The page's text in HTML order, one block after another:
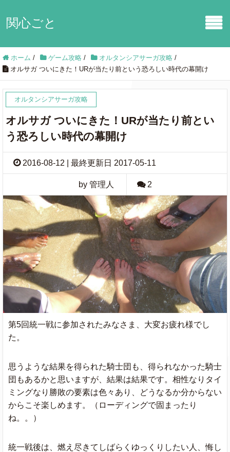
関心ごと
ホーム / ゲーム攻略 / オルタンシアサーガ攻略 /
オルサガ ついにきた！URが当たり前という恐ろしい時代の幕開け
オルタンシアサーガ攻略
オルサガ ついにきた！URが当たり前とい
う恐ろしい時代の幕開け
2016-08-12 | 最終更新日 2017-05-11
by 管理人 2
第5回統一戦に参加されたみなさま、大変お疲れ様でし
た。
思うような結果を得られた騎士団も、得られなかった騎士
団もあるかと思いますが、結果は結果です。相性なりタイ
ミングなり勝敗の要素は色々あり、どうなるか分からない
からこそ楽しめます。（ローディングで固まったり
ね。。）
統一戦後は、燃え尽きてしばらくゆっくりしたい人、悔し